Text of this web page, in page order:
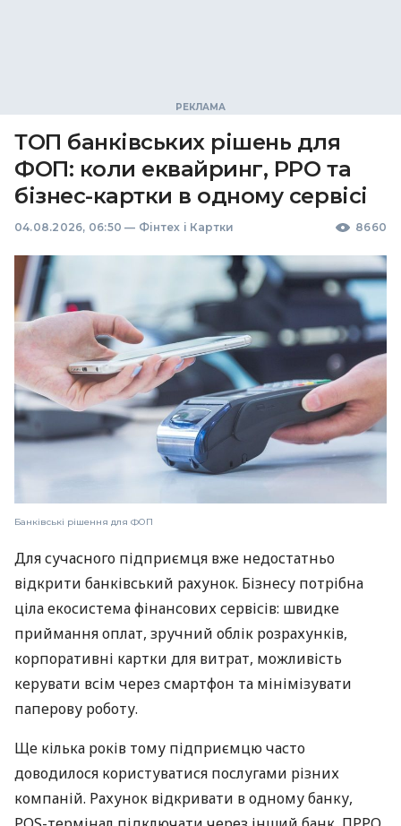
ТОП банківських рішень для
ФОП: коли еквайринг, РРО та
бізнес-картки в одному сервісі
04.08.2026, 06:50 — Фінтех і Картки 8660
Банківські рішення для ФОП
Для сучасного підприємця вже недостатньо
відкрити банківський рахунок. Бізнесу потрібна
ціла екосистема фінансових сервісів: швидке
приймання оплат, зручний облік розрахунків,
корпоративні картки для витрат, можливість
керувати всім через смартфон та мінімізувати
паперову роботу.
Ще кілька років тому підприємцю часто
доводилося користуватися послугами різних
компаній. Рахунок відкривати в одному банку,